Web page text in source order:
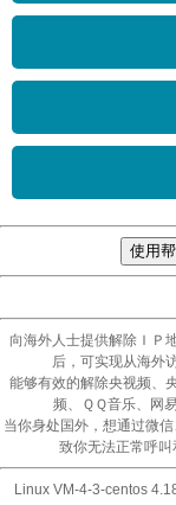
使用
向海外人士提供解除ＩＰ
后，可实现从海外
能够有效的解除央视频、
频、ＱＱ音乐、网
当你身处国外，想通过微
致你无法正常呼叫
Linux VM-4-3-centos